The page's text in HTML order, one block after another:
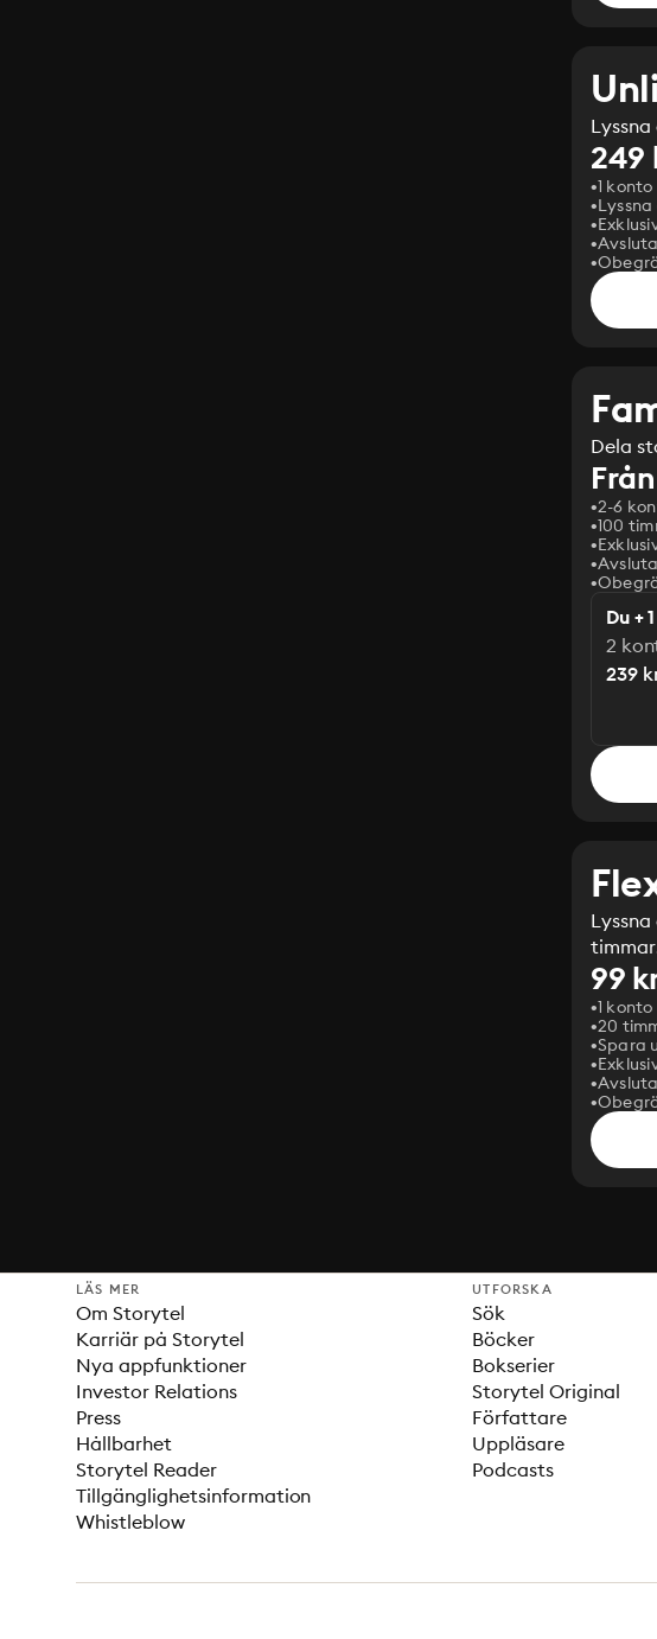
249
1 konto
Dela
2-6
100
Du +
2
239
99
1 konto
20
Spara
LÄS MER
Om Storytel
Karriär på Storytel
Nya appfunktioner
Investor Relations
Press
Hållbarhet
Storytel Reader
Tillgänglighetsinformation
Whistleblow
UTFORSKA
Sök
Böcker
Bokserier
Storytel Original
Författare
Uppläsare
Podcasts